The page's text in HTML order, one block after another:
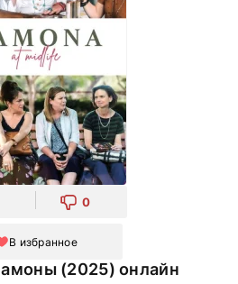
Взрослая жизнь Рамоны (2025) онлайн
0
В избранное